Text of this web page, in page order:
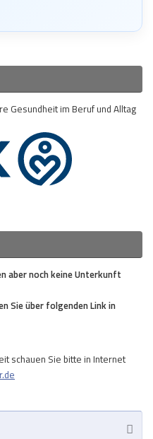
Gesundheit im Beruf und Alltag
aber noch keine Unterkunft
Sie über folgenden Link in
schauen Sie bitte in Internet